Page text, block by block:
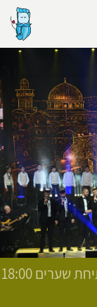
11.06.2026 | פתיחת שערים 18:00